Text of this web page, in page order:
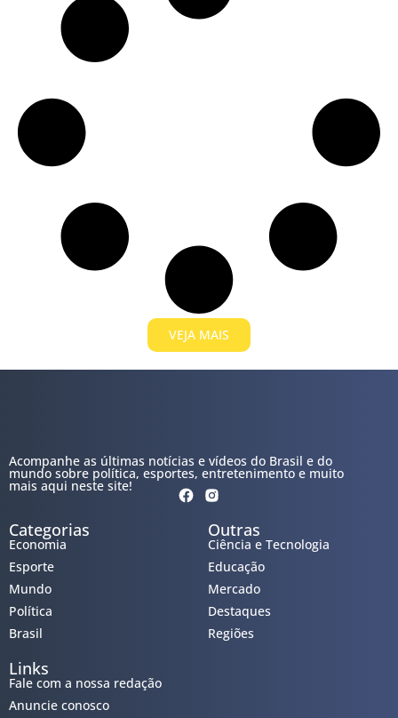
VEJA MAIS
Acompanhe as últimas notícias e vídeos do Brasil e do
mundo sobre política, esportes, entretenimento e muito
mais aqui neste site!
Categorias
Economia
Esporte
Mundo
Política
Brasil
Outras
Ciência e Tecnologia
Educação
Mercado
Destaques
Regiões
Links
Fale com a nossa redação
Anuncie conosco